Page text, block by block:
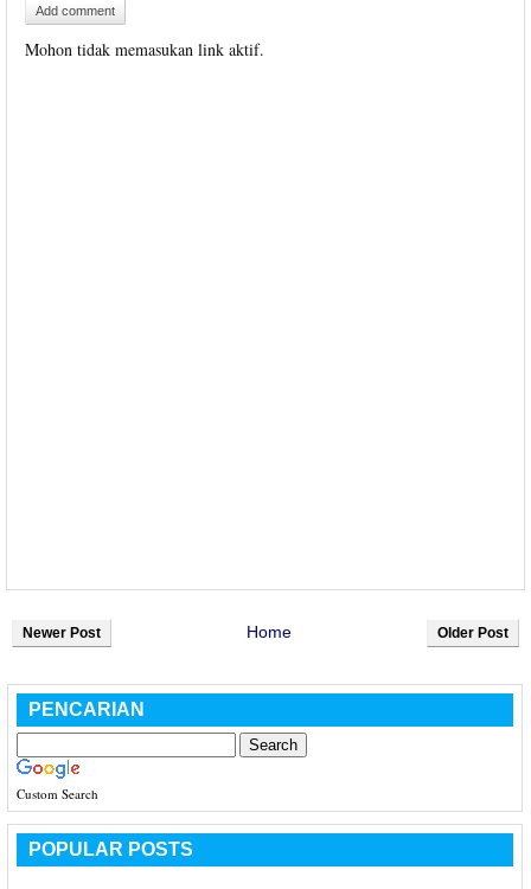
Add comment
Mohon tidak memasukan link aktif.
Newer Post Older Post
Home
PENCARIAN
Custom Search
POPULAR POSTS